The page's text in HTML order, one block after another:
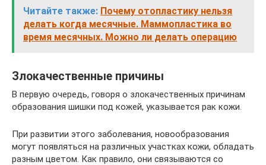
Читайте также: Почему отопластику нельзя
делать когда месячные. Маммопластика во
время месячных. Можно ли делать операцию
Злокачественные причины
В первую очередь, говоря о злокачественных причинам
образования шишки под кожей, указывается рак кожи.
При развитии этого заболевания, новообразования
могут появляться на различных участках кожи, обладать
разным цветом. Как правило, они связываются со